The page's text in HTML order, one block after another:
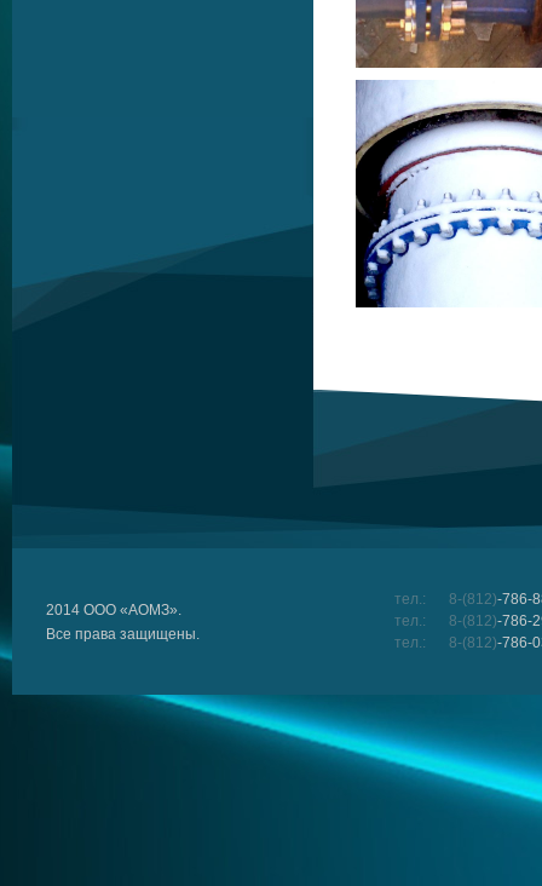
2014 ООО «АОМЗ».
Все права защищены.
тел.: 8-(812)-786-
тел.:
8-(812)-786-
тел.:
8-(812)-786-